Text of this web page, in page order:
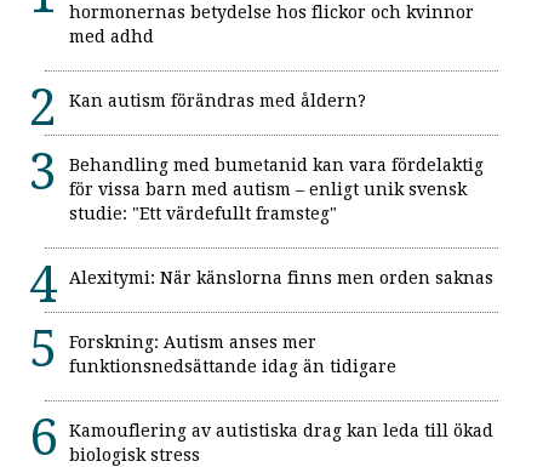
hormonernas betydelse hos flickor och kvinnor
med adhd
Kan autism förändras med åldern?
Behandling med bumetanid kan vara fördelaktig
för vissa barn med autism – enligt unik svensk
studie: "Ett värdefullt framsteg"
Alexitymi: När känslorna finns men orden saknas
Forskning: Autism anses mer
funktionsnedsättande idag än tidigare
Kamouflering av autistiska drag kan leda till ökad
biologisk stress